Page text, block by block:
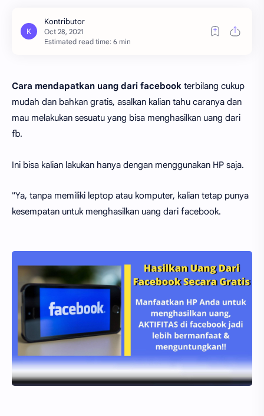
Estimated read time: 6 min
Cara mendapatkan uang dari facebook terbilang cukup
mudah dan bahkan gratis, asalkan kalian tahu caranya dan
mau melakukan sesuatu yang bisa menghasilkan uang dari
fb.
Ini bisa kalian lakukan hanya dengan menggunakan HP saja.
"Ya, tanpa memiliki leptop atau komputer, kalian tetap punya
kesempatan untuk menghasilkan uang dari facebook.